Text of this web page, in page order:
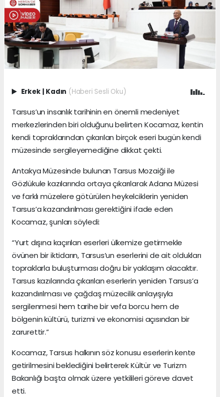
Erkek Kadın (Haberi Sesli Oku)
Tarsus’un insanlık tarihinin en önemli medeniyet
merkezlerinden biri olduğunu belirten Kocamaz, kentin
kendi topraklarından çıkarılan birçok eseri bugün kendi
müzesinde sergileyemediğine dikkat çekti.
Antakya Müzesinde bulunan Tarsus Mozaiği ile
Gözlükule kazılarında ortaya çıkarılarak Adana Müzesi
ve farklı müzelere götürülen heykelciklerin yeniden
Tarsus’a kazandırılması gerektiğini ifade eden
Kocamaz, şunları söyledi:
“Yurt dışına kaçırılan eserleri ülkemize getirmekle
övünen bir iktidarın, Tarsus’un eserlerini de ait oldukları
topraklarla buluşturması doğru bir yaklaşım olacaktır.
Tarsus kazılarında çıkarılan eserlerin yeniden Tarsus’a
kazandırılması ve çağdaş müzecilik anlayışıyla
sergilenmesi hem tarihe bir vefa borcu hem de
bölgenin kültürü, turizmi ve ekonomisi açısından bir
zarurettir.”
Kocamaz, Tarsus halkının söz konusu eserlerin kente
getirilmesini beklediğini belirterek Kültür ve Turizm
Bakanlığı başta olmak üzere yetkilileri göreve davet
etti.